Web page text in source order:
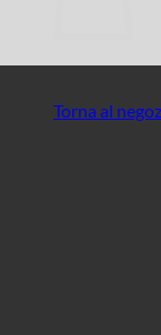
Torna al